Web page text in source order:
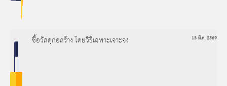
ซื้อวัสดุก่อสร้าง โดยวิธีเฉพาะเจาะจง 13 มี.ค. 2569